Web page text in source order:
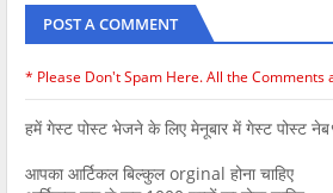
POST A COMMENT
* Please Don't Spam Here. All the Comments
हमें गेस्ट पोस्ट भेजने के लिए मेनूबार में गेस्ट पोस्ट
आपका आर्टिकल बिल्कुल orginal होना चाहिए